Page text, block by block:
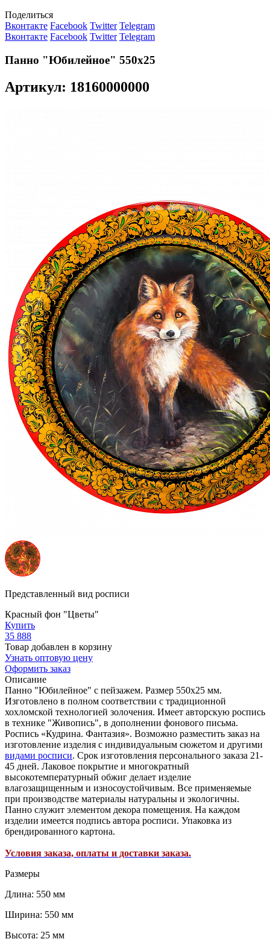
Поделиться
Вконтакте Facebook Twitter Telegram
Вконтакте Facebook Twitter Telegram
Панно "Юбилейное" 550х25
Артикул: 18160000000
Представленный вид росписи
Красный фон "Цветы"
Купить
35 888
Товар добавлен в корзину
Узнать оптовую цену
Оформить заказ
Описание
Панно "Юбилейное" с пейзажем. Размер 550х25 мм.
Изготовлено в полном соответствии с традиционной
хохломской технологией золочения. Имеет авторскую роспись
в технике "Живопись", в дополнении фонового письма.
Роспись «Кудрина. Фантазия». Возможно разместить заказ на
изготовление изделия с индивидуальным сюжетом и другими
видами росписи. Срок изготовления персонального заказа 21-
45 дней. Лаковое покрытие и многократный
высокотемпературный обжиг делает изделие
влагозащищенным и износоустойчивым. Все применяемые
при производстве материалы натуральны и экологичны.
Панно служит элементом декора помещения. На каждом
изделии имеется подпись автора росписи. Упаковка из
брендированного картона.
Условия заказа, оплаты и доставки заказа.
Размеры
Длина: 550 мм
Ширина: 550 мм
Высота: 25 мм